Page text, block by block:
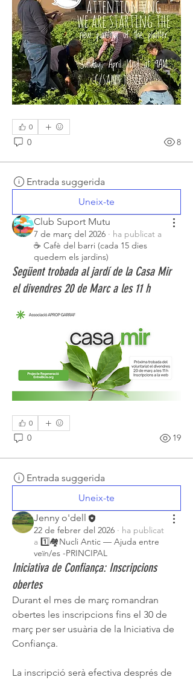
0
0 8
Entrada suggerida
Uneix-te
Club Suport Mutu
7 de març del 2026 · ha publicat a
☕ Cafè del barri (cada 15 dies
quedem els jardins)
Següent trobada al jardí de la Casa Mir
el divendres 20 de Marc a les 11 h
0
0 19
Entrada suggerida
Uneix-te
Jenny o'dell
22 de febrer del 2026 · ha publicat
a 1️⃣🏘️Nucli Antic — Ajuda entre
veïn/es -PRINCIPAL
Iniciativa de Confiança: Inscripcions
obertes
Durant el mes de març romandran
obertes les inscripcions fins el 30 de
març per ser usuària de la Iniciativa de
Confiança.
La inscripció serà efectiva després de